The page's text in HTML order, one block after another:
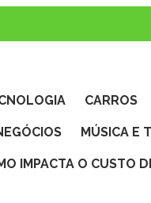
CARROS
MÚSICA E
IMPACTA O CUSTO